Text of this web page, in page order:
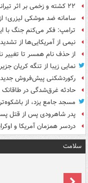
۲۲ کشته و زخمی بر اثر تیراندازی در یک مدرسه در تایلند+ فیلم
سامانه ضد موشکی لیزری؛
ترامپ: فکر می‌کنم جنگ با
نیمی از آمریکایی‌ها از
از حذف نام همسر تا تغییر
نمایی زیبا از تنگه کریان
رکوردشکنی پیش‌فروش
حادثه غرق‌شدگی در طاقانک ۲ قربانی گرفت
مسجد جامع یزد، از
پدر شاهرودی پس از قتل
دردسر همزمان آمریکا و
سلامت